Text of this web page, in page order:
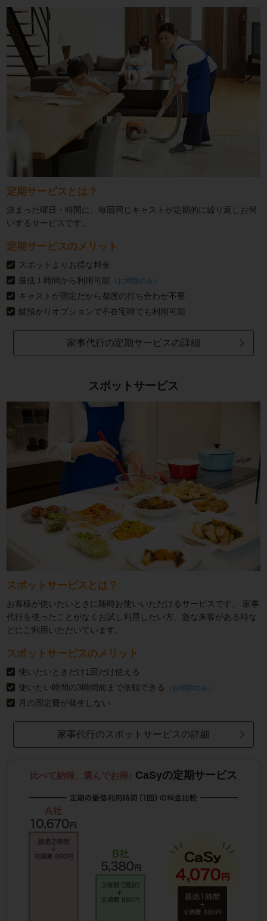
定期サービスとは？
決まった曜日・時間に、毎回同じキャストが定期的に繰り返しお伺
いするサービスです。
定期サービスのメリット
スポットよりお得な料金
最低１時間から利用可能 （お掃除のみ）
キャストが固定だから都度の打ち合わせ不要
鍵預かりオプションで不在宅時でも利用可能
家事代行の定期サービスの詳細
スポットサービス
スポットサービスとは？
お客様が使いたいときに随時お使いいただけるサービスです。
家事
代行を使ったことがなくお試し利用したい方、急な来客がある時な
どにご利用いただいています。
スポットサービスのメリット
使いたいときだけ1回だけ使える
使いたい時間の3時間前まで依頼できる
（お掃除のみ）
月の固定費が発生しない
家事代行のスポットサービスの詳細
比べて納得、選んでお得♪ CaSyの定期サービス